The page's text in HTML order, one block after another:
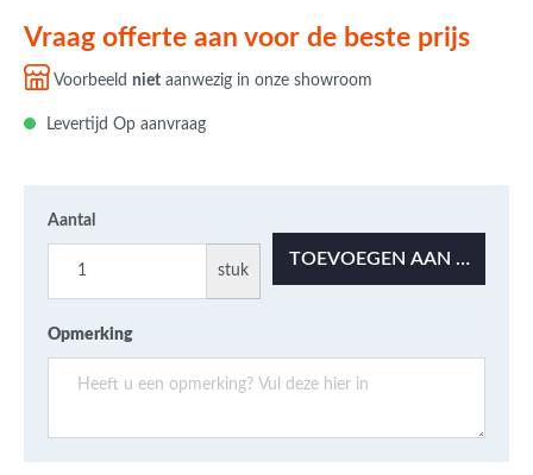
Vraag offerte aan voor de beste prijs
Voorbeeld niet aanwezig in onze showroom
Levertijd Op aanvraag
Aantal
stuk
TOEVOEGEN AAN
Opmerking